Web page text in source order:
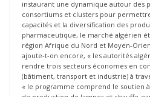
instaurant une dynamique autour des
consortiums et clusters pour
capacités et la diversification des
pharmaceutique, le marché algérien
région Afrique du Nord et Moyen-
ajoute-t-on encore, « les autorités
rendre trois secteurs économes en
(bâtiment, transport et industrie) à
« le programme comprend le soutien